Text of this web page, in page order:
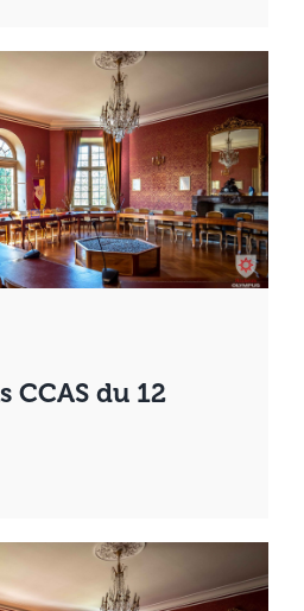
CCAS du 12